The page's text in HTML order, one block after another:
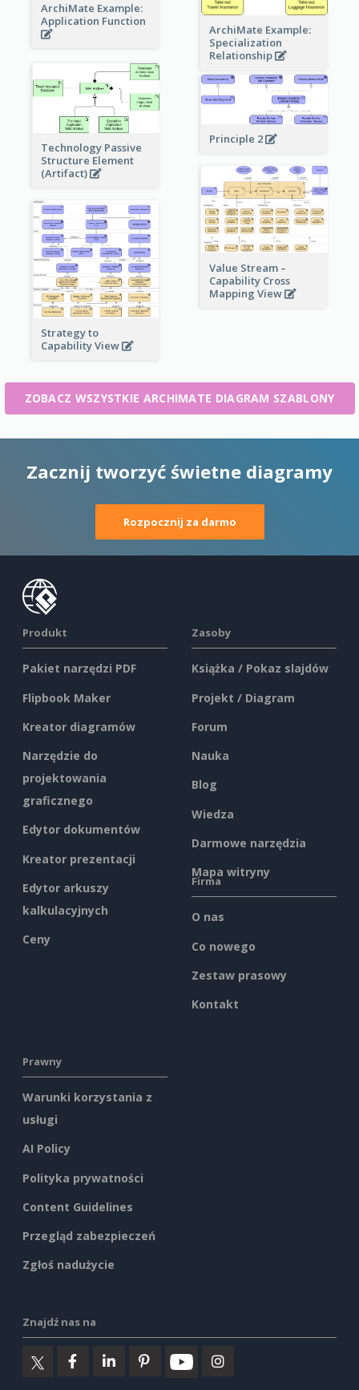
ArchiMate Example:
Application Function
ArchiMate Example:
Specialization
Relationship
Technology Passive
Structure Element
(Artifact)
Principle 2
Value Stream –
Capability Cross
Mapping View
Strategy to
Capability View
ZOBACZ WSZYSTKIE ARCHIMATE DIAGRAM SZABLONY
Zacznij tworzyć świetne diagramy
Rozpocznij za darmo
Produkt
Pakiet narzędzi PDF
Flipbook Maker
Kreator diagramów
Narzędzie do
projektowania
graficznego
Edytor dokumentów
Kreator prezentacji
Edytor arkuszy
kalkulacyjnych
Ceny
Zasoby
Książka / Pokaz slajdów
Projekt / Diagram
Forum
Nauka
Blog
Wiedza
Darmowe narzędzia
Mapa witryny
Firma
O nas
Co nowego
Zestaw prasowy
Kontakt
Prawny
Warunki korzystania z
usługi
AI Policy
Polityka prywatności
Content Guidelines
Przegląd zabezpieczeń
Zgłoś nadużycie
Znajdź nas na